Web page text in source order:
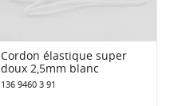
Cordon élastique super
doux 2,5mm blanc
136 9460 3 91